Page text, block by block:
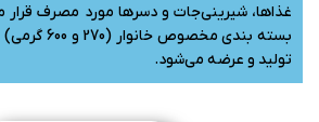
غذاها، شیرینی‌جات و دسرها مورد مصرف
تولید و عرضه می‌شود.